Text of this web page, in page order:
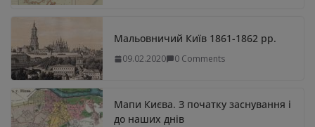
Мальовничий Київ 1861-1862 рр.
09.02.2020 0 Comments
Мапи Києва. З початку заснування і
до наших днів